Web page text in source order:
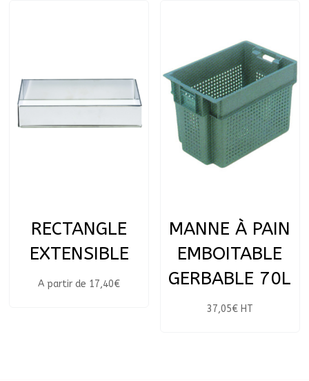
RECTANGLE
EXTENSIBLE
A partir de 17,40€
MANNE À PAIN
EMBOITABLE
GERBABLE 70L
37,05€ HT